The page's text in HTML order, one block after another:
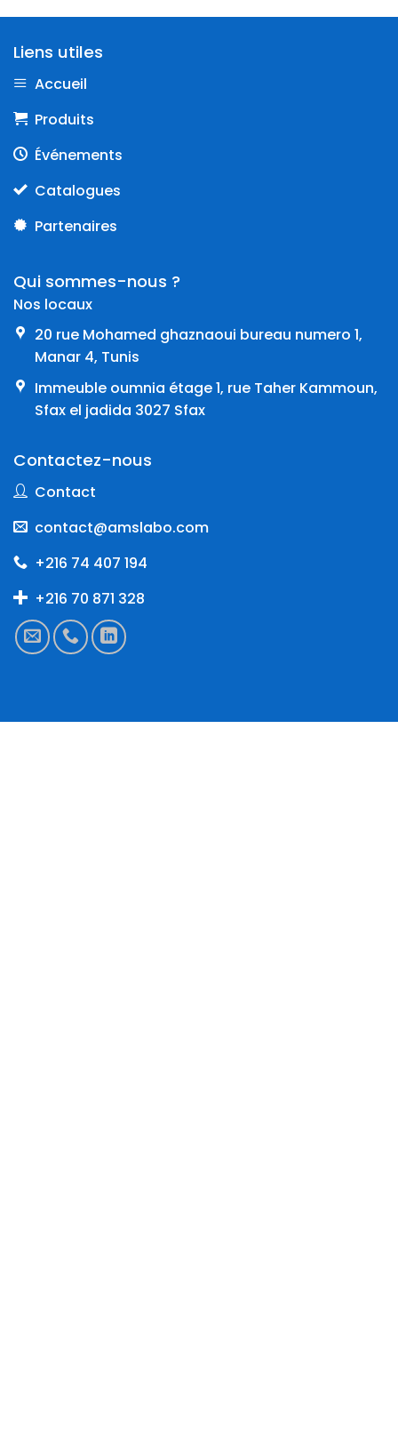
Liens utiles
Accueil
Produits
Événements
Catalogues
Partenaires
Qui sommes-nous ?
Nos locaux
20 rue Mohamed ghaznaoui bureau numero 1,
Manar 4, Tunis
Immeuble oumnia étage 1, rue Taher Kammoun,
Sfax el jadida 3027 Sfax
Contactez-nous
Contact
contact@amslabo.com
+216 74 407 194
+216 70 871 328